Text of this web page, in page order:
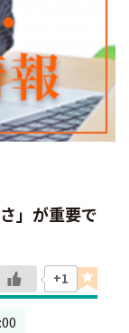
」が重要で
+1